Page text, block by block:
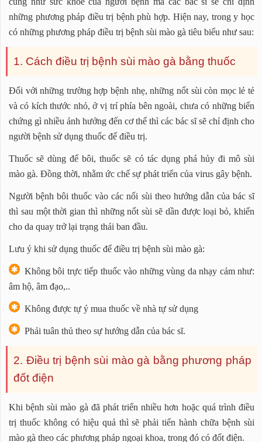
những phương pháp điều trị bệnh phù hợp. Hiện nay, trong y học
có những phương pháp điều trị bệnh sùi mào gà tiêu biểu như sau:
1. Cách điều trị bệnh sùi mào gà bằng thuốc
Đối với những trường hợp bệnh nhẹ, những nốt sùi còn mọc lẻ tẻ
và có kích thước nhỏ, ở vị trí phía bên ngoài, chưa có những biến
chứng gì nhiều ảnh hưởng đến cơ thể thì các bác sĩ sẽ chỉ định cho
người bệnh sử dụng thuốc để điều trị.
Thuốc sẽ dùng để bôi, thuốc sẽ có tác dụng phá hủy đi mô sùi
mào gà. Đồng thời, nhằm ức chế sự phát triển của virus gây bệnh.
Người bệnh bôi thuốc vào các nối sùi theo hướng dẫn của bác sĩ
thì sau một thời gian thì những nốt sùi sẽ dần được loại bỏ, khiến
cho da quay trở lại trạng thái ban đầu.
Lưu ý khi sử dụng thuốc để điều trị bệnh sùi mào gà:
Không bôi trực tiếp thuốc vào những vùng da nhạy cảm như:
âm hộ, âm đạo,..
Không được tự ý mua thuốc về nhà tự sử dụng
Phải tuân thủ theo sự hướng dẫn của bác sĩ.
2. Điều trị bệnh sùi mào gà bằng phương pháp
đốt điện
Khi bệnh sùi mào gà đã phát triển nhiều hơn hoặc quá trình điều
trị thuốc không có hiệu quả thì sẽ phải tiến hành chữa bệnh sùi
mào gà theo các phương pháp ngoại khoa, trong đó có đốt điện.